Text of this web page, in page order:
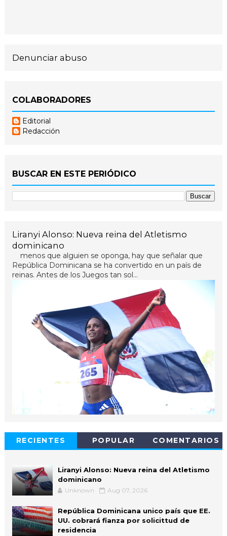
Denunciar abuso
COLABORADORES
Editorial
Redacción
BUSCAR EN ESTE PERIÓDICO
Liranyi Alonso: Nueva reina del Atletismo
dominicano
menos que alguien se oponga, hay que señalar que
República Dominicana se ha convertido en un país de
reinas. Antes de los Juegos tan sol...
RECIENTES POPULAR COMENTARIOS
Liranyi Alonso: Nueva reina del Atletismo
dominicano
Unknown Aug 07, 2026
República Dominicana unico país que EE.
UU. cobrará fianza por solicittud de
residencia